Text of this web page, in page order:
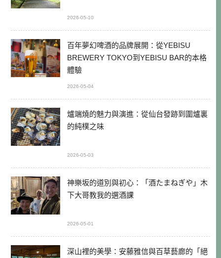
2026-05-10
百年夢幻啤酒的品牌展開：從YEBISU
BREWERY TOKYO到YEBISU BAR的本格
體驗
2026-05-04
爐端燒的魅力與演進：從仙台發跡到圍爐裏
的純樸之味
2026-05-03
神樂坂的道別與初心：「酒たまねぎや」木
下大哥教我的選酒課
2026-05-01
深山裡的美學：安藤雅信與百草藝廊的「絕